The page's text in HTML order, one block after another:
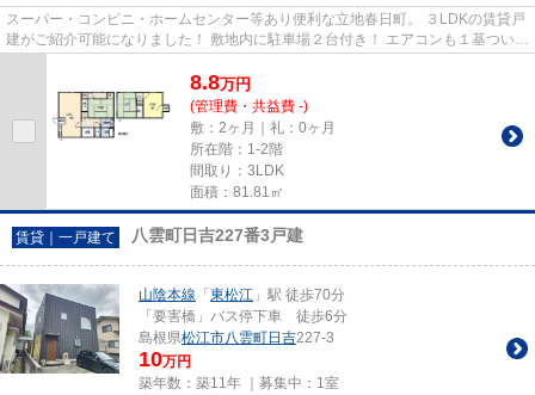
スーパー・コンビニ・ホームセンター等あり便利な立地春日町。 ３LDKの賃貸戸
建がご紹介可能になりました！ 敷地内に駐車場２台付き！ エアコンも１基ついて
8.8万円
(管理費・共益費 -)
敷：2ヶ月｜礼：0ヶ月
所在階：1-2階
間取り：3LDK
面積：81.81㎡
賃貸｜一戸建て 八雲町日吉227番3戸建
山陰本線 「 東松江 」駅 徒歩70分
「要害橋」バス停下車 徒歩6分
島根県松江市八雲町日吉227-3
10万円
築年数：築11年 ｜募集中： 1室